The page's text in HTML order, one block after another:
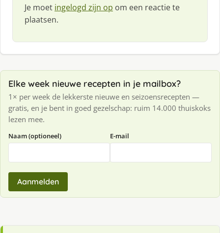
Je moet ingelogd zijn op om een reactie te
plaatsen.
Elke week nieuwe recepten in je mailbox?
1× per week de lekkerste nieuwe en seizoensrecepten —
gratis, en je bent in goed gezelschap: ruim 14.000 thuiskoks
lezen mee.
Naam (optioneel) E-mail
Aanmelden